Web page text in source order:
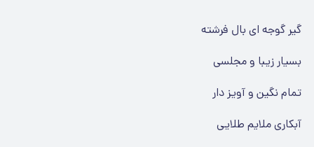
گیر گوجه ای بال فرشته
بسیار زیبا و مجلسی
تمام نگین و آویز دار
آبکاری ملایم طلایی